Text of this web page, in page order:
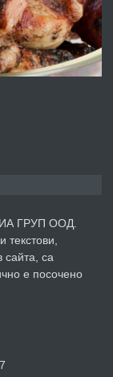
преди 4 дни
под наем в кв.
преди 5 дни
Хасково кв.
ГРУП ООД.
текстови,
сайта, са
е посочено